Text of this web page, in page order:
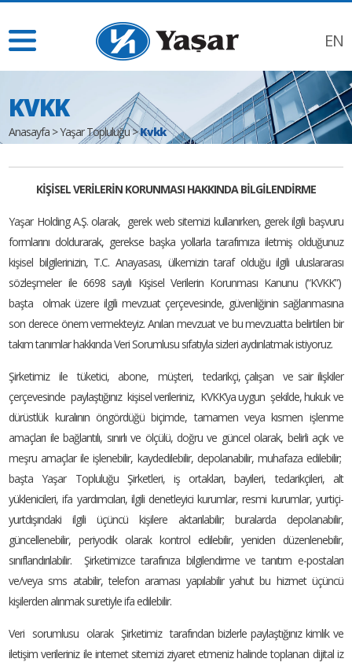
EN
KVKK
Anasayfa >Yaşar Topluluğu>Kvkk
KİŞİSEL VERİLERİN KORUNMASI HAKKINDA BİLGİLENDİRME
Yaşar Holding A.Ş. olarak, gerek web sitemizi kullanırken, gerek ilgili başvuru
formlarını doldurarak, gerekse başka yollarla tarafımıza iletmiş olduğunuz
kişisel bilgilerinizin, T.C. Anayasası, ülkemizin taraf olduğu ilgili uluslararası
sözleşmeler ile 6698 sayılı Kişisel Verilerin Korunması Kanunu (“KVKK”)
başta olmak üzere ilgili mevzuat çerçevesinde, güvenliğinin sağlanmasına
son derece önem vermekteyiz. Anılan mevzuat ve bu mevzuatta belirtilen bir
takım tanımlar hakkında Veri Sorumlusu sıfatıyla sizleri aydınlatmak istiyoruz.
Şirketimiz ile tüketici, abone, müşteri, tedarikçi, çalışan ve sair ilişkiler
çerçevesinde paylaştığınız kişisel verileriniz, KVKK’ya uygun şekilde, hukuk ve
dürüstlük kuralının öngördüğü biçimde, tamamen veya kısmen işlenme
amaçları ile bağlantılı, sınırlı ve ölçülü, doğru ve güncel olarak, belirli açık ve
meşru amaçlar ile işlenebilir, kaydedilebilir, depolanabilir, muhafaza edilebilir;
başta Yaşar Topluluğu Şirketleri, iş ortakları, bayileri, tedarikçileri, alt
yüklenicileri, ifa yardımcıları, ilgili denetleyici kurumlar, resmi kurumlar, yurtiçi-
yurtdışındaki ilgili üçüncü kişilere aktarılabilir; buralarda depolanabilir,
güncellenebilir, periyodik olarak kontrol edilebilir, yeniden düzenlenebilir,
sınıflandırılabilir. Şirketimizce tarafınıza bilgilendirme ve tanıtım e-postaları
ve/veya sms atabilir, telefon araması yapılabilir yahut bu hizmet üçüncü
kişilerden alınmak suretiyle ifa edilebilir.
Veri sorumlusu olarak Şirketimiz tarafından bizlerle paylaştığınız kimlik ve
iletişim verileriniz ile internet sitemizi ziyaret etmeniz halinde toplanan dijital iz